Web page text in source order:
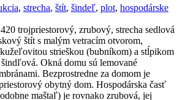
, strecha, štít, šindeľ, plot, hospodárske
trojpriestorový, zrubový, strecha sedlová
štít s malým vetracím otvorom,
strieškou (bubníkom) a stĺpikom
Okná domu sú lemované
Bezprostredne za domom je
obytný dom. Hospodárska časť
maštaľ) je rovnako zrubová, jej